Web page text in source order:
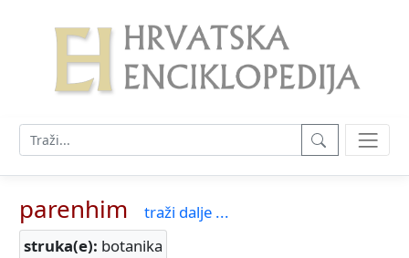
parenhim
traži dalje ...
struka(e): botanika